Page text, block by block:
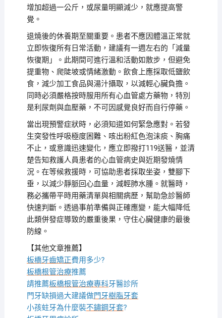
增加超過一公斤，或尿量明顯減少，就應提高警
覺。
退燒後的休養期至關重要。患者不應因體溫正常就
立即恢復所有日常活動，建議有一週左右的「減量
恢復期」。此期間可進行溫和活動如散步，但避免
提重物、爬陡坡或情緒激動。飲食上應採取低鹽飲
食，減少加工食品與湯汁攝取，以減輕心臟負擔。
同時必須嚴格按時服用所有心血管處方藥物，特別
是利尿劑與血壓藥，不可因感覺良好而自行停藥。
當出現預警症狀時，必須知道如何緊急應對。若發
生突發性呼吸極度困難、咳出粉紅色泡沫痰、胸痛
不止，或意識迅速變化，應立即撥打119送醫，並清
楚告知救護人員患者的心血管病史與近期發燒情
況。在等候救援時，可協助患者採取坐姿，雙腳下
垂，以減少靜脈回心血量，減輕肺水腫。就醫時，
務必攜帶平時用藥清單與相關病歷，幫助急診醫師
快速判斷。透過事前準備與正確應變，能大幅降低
此類併發症導致的嚴重後果，守住心臟健康的最後
防線。
【其他文章推薦】
板橋牙齒矯正費用多少?
板橋根管治療推薦
請推薦板橋根管治療專科牙醫診所
門牙缺損過大建議做門牙樹脂牙套
小孩蛀牙為什麼裝不鏽鋼牙套?